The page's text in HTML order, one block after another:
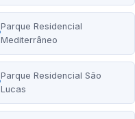
Parque Residencial
Mediterrâneo
Parque Residencial São
Lucas